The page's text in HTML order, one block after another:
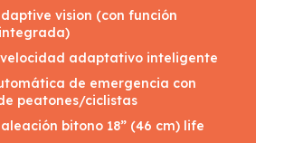
vision (con función
adaptativo inteligente
de emergencia con
peatones/ciclistas
bitono 18” (46 cm) life